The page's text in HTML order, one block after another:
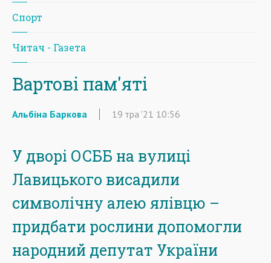
Спорт
Читач - Газета
Вартові пам'яті
Альбіна Баркова 19 тра '21 10:56
У дворі ОСББ на вулиці
Лавицького висадили
символічну алею ялівцю –
придбати рослини допомогли
народний депутат України